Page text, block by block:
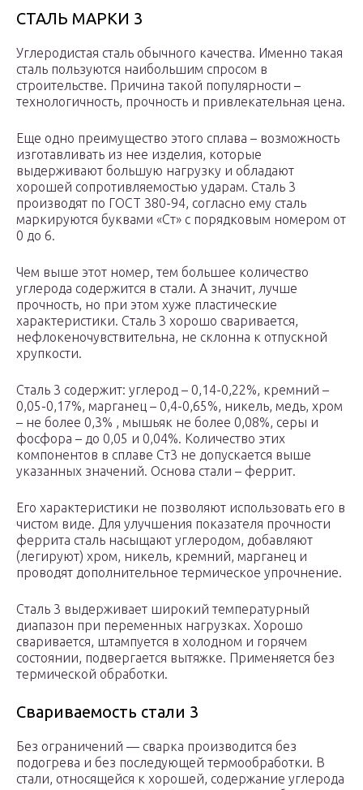
СТАЛЬ МАРКИ 3
Углеродистая сталь обычного качества. Именно такая
сталь пользуются наибольшим спросом в
строительстве. Причина такой популярности –
технологичность, прочность и привлекательная цена.
Еще одно преимущество этого сплава – возможность
изготавливать из нее изделия, которые
выдерживают большую нагрузку и обладают
хорошей сопротивляемостью ударам. Сталь 3
производят по ГОСТ 380-94, согласно ему сталь
маркируются буквами «Ст» с порядковым номером от
0 до 6.
Чем выше этот номер, тем большее количество
углерода содержится в стали. А значит, лучше
прочность, но при этом хуже пластические
характеристики. Сталь 3 хорошо сваривается,
нефлокеночувствительна, не склонна к отпускной
хрупкости.
Сталь 3 содержит: углерод – 0,14-0,22%, кремний –
0,05-0,17%, марганец – 0,4-0,65%, никель, медь, хром
– не более 0,3% , мышьяк не более 0,08%, серы и
фосфора – до 0,05 и 0,04%. Количество этих
компонентов в сплаве Ст3 не допускается выше
указанных значений. Основа стали – феррит.
Его характеристики не позволяют использовать его в
чистом виде. Для улучшения показателя прочности
феррита сталь насыщают углеродом, добавляют
(легируют) хром, никель, кремний, марганец и
проводят дополнительное термическое упрочнение.
Сталь 3 выдерживает широкий температурный
диапазон при переменных нагрузках. Хорошо
сваривается, штампуется в холодном и горячем
состоянии, подвергается вытяжке. Применяется без
термической обработки.
Свариваемость стали 3
Без ограничений — сварка производится без
подогрева и без последующей термообработки. В
стали, относящейся к хорошей, содержание углерода